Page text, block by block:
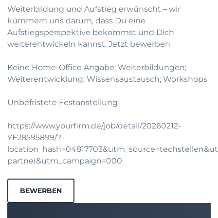
Weiterbildung und Aufstieg erwünscht – wir
kümmern uns darum, dass Du eine
Aufstiegsperspektive bekommst und Dich
weiterentwickeln kannst. Jetzt bewerben
Keine Home-Office Angabe; Weiterbildungen;
Weiterentwicklung; Wissensaustausch; Workshops
Unbefristete Festanstellung
https://www.yourfirm.de/job/detail/20260212-
YF28595899/?
partner&utm_campaign=000
BEWERBEN